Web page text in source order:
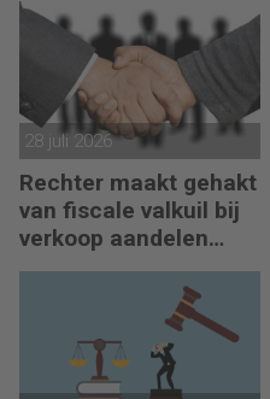
regelen?
28 juli 2026
Rechter maakt gehakt
van fiscale valkuil bij
verkoop aandelen
door oprichters